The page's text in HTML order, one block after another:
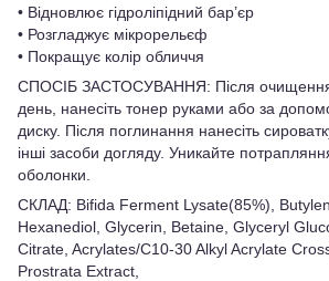
• Відновлює гідроліпідний бар’єр
• Розгладжує мікрорельєф
• Покращує колір обличчя
СПОСІБ ЗАСТОСУВАННЯ: Після очищення
день, нанесіть тонер руками або за
диску. Після поглинання нанесіть
інші засоби догляду. Уникайте
оболонки.
СКЛАД: Bifida Ferment Lysate(85%),
Hexanediol, Glycerin, Betaine, Glyceryl
Citrate, Acrylates/C10-30 Alkyl Acrylate
Prostrata Extract,